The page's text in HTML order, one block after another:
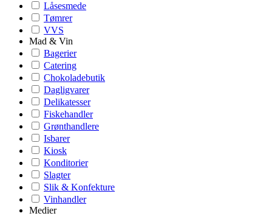
Låsesmede
Tømrer
VVS
Mad & Vin
Bagerier
Catering
Chokoladebutik
Dagligvarer
Delikatesser
Fiskehandler
Grønthandlere
Isbarer
Kiosk
Konditorier
Slagter
Slik & Konfekture
Vinhandler
Medier